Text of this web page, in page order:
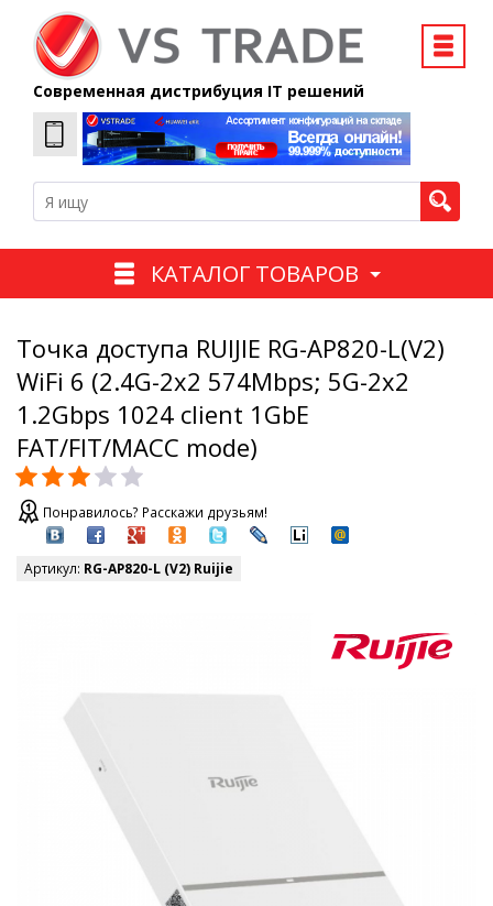
Современная дистрибуция IT решений
КАТАЛОГ ТОВАРОВ
Точка доступа RUIJIE RG-AP820-L(V2)
WiFi 6 (2.4G-2x2 574Mbps; 5G-2x2
1.2Gbps 1024 client 1GbE
FAT/FIT/MACC mode)
Понравилось? Расскажи друзьям!
Артикул: RG-AP820-L (V2) Ruijie